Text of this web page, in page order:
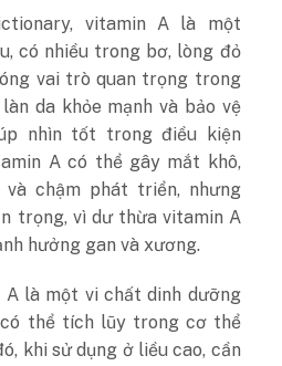
, vitamin A là một
có nhiều trong bơ, lòng đỏ
vai trò quan trọng trong
da khỏe mạnh và bảo vệ
nhìn tốt trong điều kiện
A có thể gây mắt khô,
chậm phát triển, nhưng
trọng, vì dư thừa vitamin A
hưởng gan và xương.
A là một vi chất dinh dưỡng
thể tích lũy trong cơ thể
khi sử dụng ở liều cao, cần